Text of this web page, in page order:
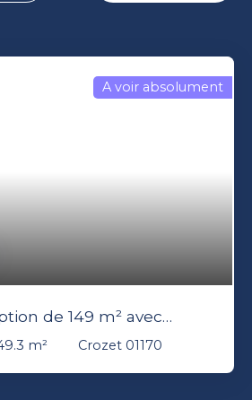
A voir absolument
de 149 m² avec
à Crozet
m² Crozet 01170